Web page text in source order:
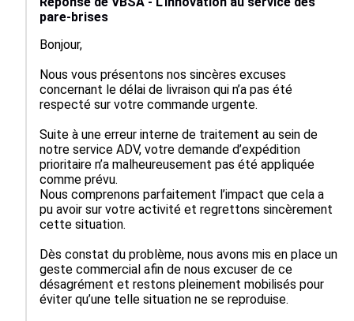
pare-brises
Bonjour,
Nous vous présentons nos sincères excuses
concernant le délai de livraison qui n’a pas été
respecté sur votre commande urgente.
Suite à une erreur interne de traitement au sein de
notre service ADV, votre demande d’expédition
prioritaire n’a malheureusement pas été appliquée
comme prévu.
Nous comprenons parfaitement l’impact que cela a
pu avoir sur votre activité et regrettons sincèrement
cette situation.
Dès constat du problème, nous avons mis en place un
geste commercial afin de nous excuser de ce
désagrément et restons pleinement mobilisés pour
éviter qu’une telle situation ne se reproduise.